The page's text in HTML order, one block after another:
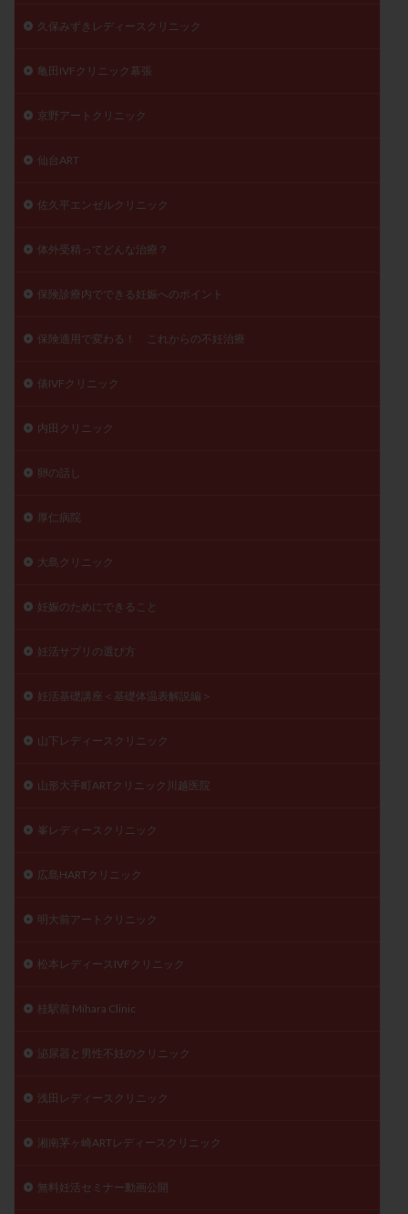
久保みずきレディースクリニック
亀田IVFクリニック幕張
京野アートクリニック
仙台ART
佐久平エンゼルクリニック
体外受精ってどんな治療？
保険診療内でできる妊娠へのポイント
保険適用で変わる！ これからの不妊治療
俵IVFクリニック
内田クリニック
卵の話し
厚仁病院
大島クリニック
妊娠のためにできること
妊活サプリの選び方
妊活基礎講座＜基礎体温表解説編＞
山下レディースクリニック
山形大手町ARTクリニック川越医院
峯レディースクリニック
広島HARTクリニック
明大前アートクリニック
松本レディースIVFクリニック
桂駅前 Mihara Clinic
泌尿器と男性不妊のクリニック
浅田レディースクリニック
湘南茅ヶ崎ARTレディースクリニック
無料妊活セミナー動画公開